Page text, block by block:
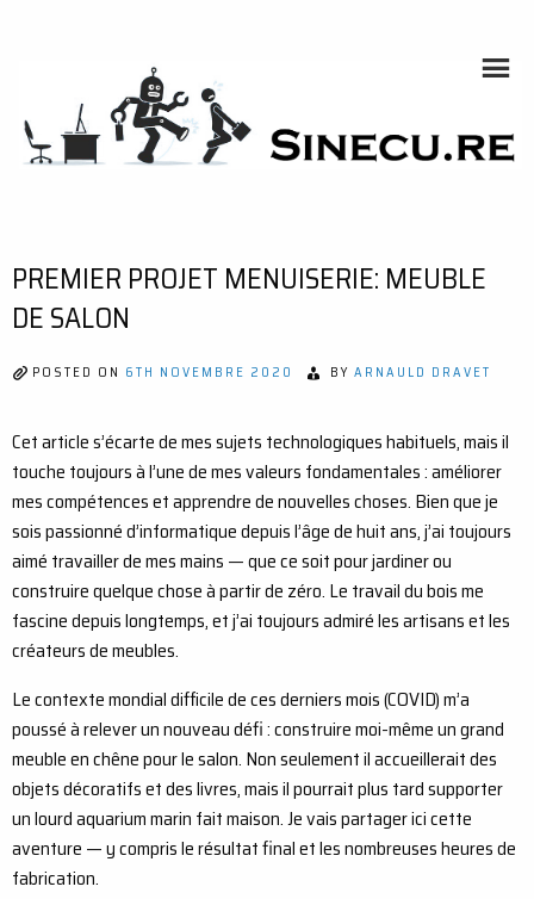
PREMIER PROJET MENUISERIE: MEUBLE
DE SALON
POSTED ON 6TH NOVEMBRE 2020 BY ARNAULD DRAVET
Cet article s’écarte de mes sujets technologiques habituels, mais il
touche toujours à l’une de mes valeurs fondamentales : améliorer
mes compétences et apprendre de nouvelles choses. Bien que je
sois passionné d’informatique depuis l’âge de huit ans, j’ai toujours
aimé travailler de mes mains — que ce soit pour jardiner ou
construire quelque chose à partir de zéro. Le travail du bois me
fascine depuis longtemps, et j’ai toujours admiré les artisans et les
créateurs de meubles.
Le contexte mondial difficile de ces derniers mois (COVID) m’a
poussé à relever un nouveau défi : construire moi-même un grand
meuble en chêne pour le salon. Non seulement il accueillerait des
objets décoratifs et des livres, mais il pourrait plus tard supporter
un lourd aquarium marin fait maison. Je vais partager ici cette
aventure — y compris le résultat final et les nombreuses heures de
fabrication.